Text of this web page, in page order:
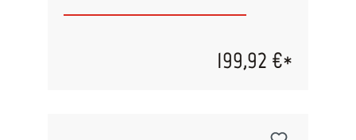
Sehr leicht, in sich flexibel. Innendurchmesser: 9
199,92 €*